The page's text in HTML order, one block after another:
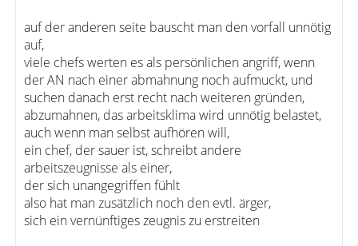
auf der anderen seite bauscht man den vorfall unnötig
auf,
viele chefs werten es als persönlichen angriff, wenn
der AN nach einer abmahnung noch aufmuckt, und
suchen danach erst recht nach weiteren gründen,
abzumahnen, das arbeitsklima wird unnötig belastet,
auch wenn man selbst aufhören will,
ein chef, der sauer ist, schreibt andere
arbeitszeugnisse als einer,
der sich unangegriffen fühlt
also hat man zusätzlich noch den evtl. ärger,
sich ein vernünftiges zeugnis zu erstreiten